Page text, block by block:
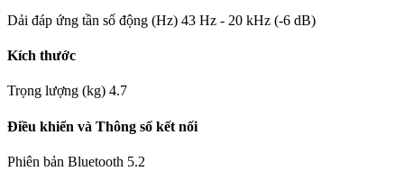
Dải đáp ứng tần số động (Hz) 43 Hz - 20 kHz (-6 dB)
Kích thước
Trọng lượng (kg) 4.7
Điều khiển và Thông số kết nối
Phiên bản Bluetooth 5.2